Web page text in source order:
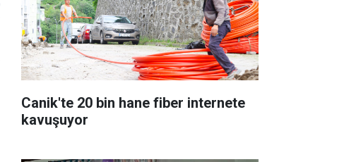
Canik'te 20 bin hane fiber internete
kavuşuyor